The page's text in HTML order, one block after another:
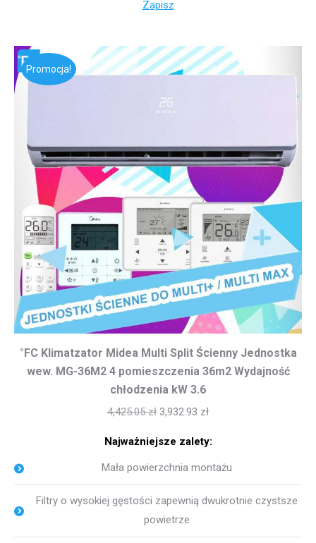
Zapisz
Promocja!
°FC Klimatzator Midea Multi Split Ścienny Jednostka
wew. MG-36M2 4 pomieszczenia 36m2 Wydajność
chłodzenia kW 3.6
4,425.05zł 3,932.93 zł
Najważniejsze zalety:
Mała powierzchnia montażu
Filtry o wysokiej gęstości zapewnią dwukrotnie czystsze
powietrze